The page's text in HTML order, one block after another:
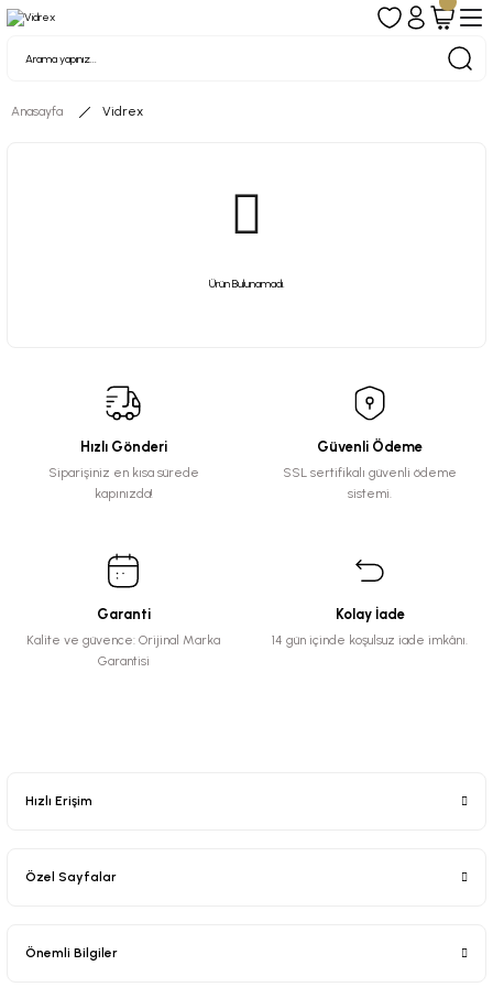
Anasayfa Vidrex
Ürün Bulunamadı.
Hızlı Gönderi
Siparişiniz en kısa sürede
kapınızda!
Güvenli Ödeme
SSL sertifikalı güvenli ödeme
sistemi.
Garanti
Kalite ve güvence: Orijinal Marka
Garantisi
Kolay İade
14 gün içinde koşulsuz iade imkânı.
Hızlı Erişim
Özel Sayfalar
Önemli Bilgiler